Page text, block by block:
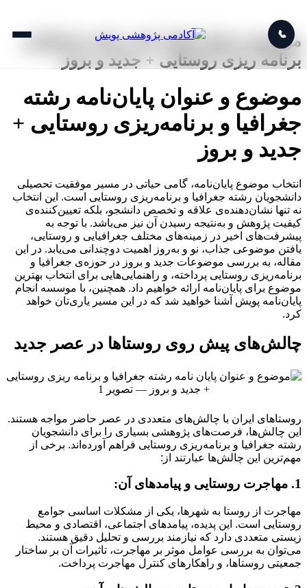
📞
موضوع و عنوان پایان نامه رشته جغرافیا و
برنامه ریزی روستایی + جدید و بروز
موضوع و عنوان پایان‌نامه رشته
جغرافیا و برنامه‌ریزی روستایی +
جدید و بروز
انتخاب موضوع پایان‌نامه، گامی حیاتی در مسیر موفقیت تحصیلی
دانشجویان رشته جغرافیا و برنامه‌ریزی روستایی است. این انتخاب
نه تنها نشان‌دهنده‌ی علاقه و تخصص دانشجو، بلکه تعیین‌کننده‌ی
کیفیت پژوهش و به‌نتیجه رسیدن آن نیز می‌باشد. با توجه به
پیشرفت‌های اخیر در زمینه‌های مختلف جغرافیایی و روستایی،
یافتن موضوعی جذاب، نو و به‌روز اهمیت دوچندانی می‌یابد. در این
مقاله، به بررسی موضوعات جدید و بروز در حوزه‌ی جغرافیا و
برنامه‌ریزی روستایی پرداخته، و راهنمایی‌هایی برای انتخاب بهترین
موضوع برای پایان‌نامه ارائه خواهیم داد. همچنین، با موسسه انجام
پایان‌نامه پویش آشنا خواهید شد که در این مسیر یاری‌تان خواهد
کرد.
چالش‌های پیش روی روستاها در عصر جدید
روستاهای ایران با چالش‌های متعددی در عصر حاضر مواجه هستند.
این چالش‌ها، فرصت‌های پژوهشی بسیاری را برای دانشجویان
رشته جغرافیا و برنامه‌ریزی روستایی فراهم آورده‌اند. برخی از
مهم‌ترین این چالش‌ها عبارتند از:
1. مهاجرت روستایی و پیامدهای آن:
مهاجرت از روستا به شهرها، یکی از مشکلات اساسی جوامع
روستایی است. این پدیده، پیامدهای اجتماعی، اقتصادی و محیط
زیستی متعددی دارد که نیازمند بررسی و تحلیل دقیق هستند.
می‌توان به بررسی عوامل موثر بر مهاجرت، تاثیرات آن بر ساختار
جمعیتی روستاها، و راهکارهای کنترل مهاجرت پرداخت.